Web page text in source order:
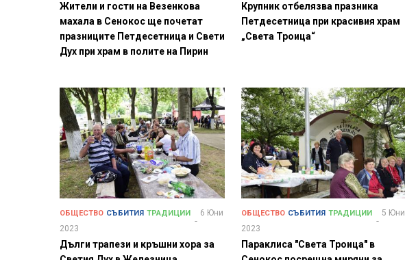
Жители и гости на Везенкова
махала в Сенокос ще почетат
празниците Петдесетница и Свети
Дух при храм в полите на Пирин
Крупник отбелязва празника
Петдесетница при красивия храм
„Света Троица“
ОБЩЕСТВО СЪБИТИЯ ТРАДИЦИИ
6 Юни
2023
Дълги трапези и кръшни хора за
ОБЩЕСТВО СЪБИТИЯ ТРАДИЦИИ
5 Юни
2023
Параклиса "Света Троица" в